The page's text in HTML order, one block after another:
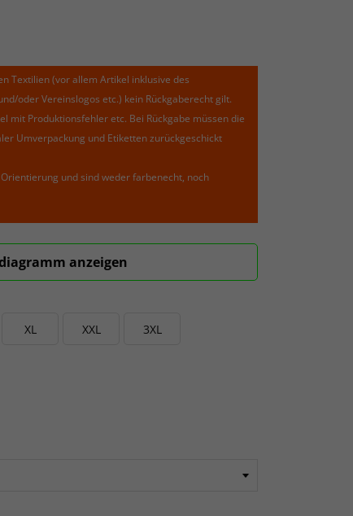
Textilien (vor allem Artikel inklusive des
oder Vereinslogos etc.) kein Rückgaberecht gilt.
mit Produktionsfehler etc. Bei Rückgabe müssen die
Umverpackung und Etiketten zurückgeschickt
und sind weder farbenecht, noch
anzeigen
XL XXL 3XL